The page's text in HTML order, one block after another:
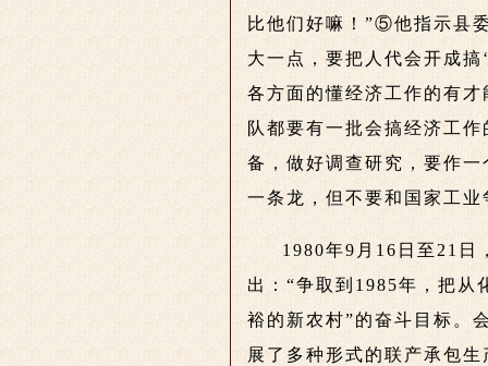
比他们好嘛！”⑤他指示县
大一点，要把人代会开成
各方面的懂经济工作的有
队都要有一批会搞经济工
备，做好调查研究，要作
一条龙，但不要和国家工
1980年9月16日至21日
出：“争取到1985年，把从
裕的新农村”的奋斗目标。
展了多种形式的联产承包